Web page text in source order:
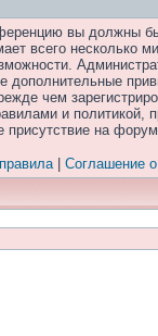
вы должны
всего несколько
дополнительные
чем
и политикой,
присутствие на
| Соглашение